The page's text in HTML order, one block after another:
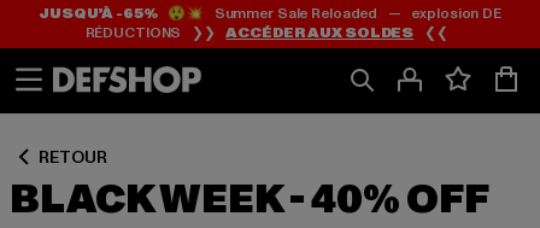
Passer
au
Passer
au
de
JUSQU’À -65%😲💥 Summer Sale Reloaded — explosion DE
RÉDUCTIONS ❯❯ACCÉDER AUX SOLDES ❮❮
RETOUR
BLACK WEEK - 40% OFF
Passer
au
de